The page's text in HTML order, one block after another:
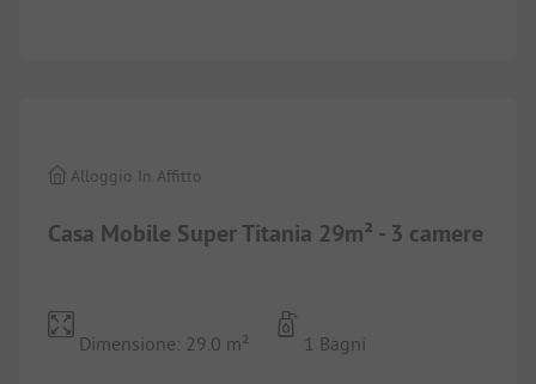
Casa Mobile Super Titania 29m² - 3 camere
Alloggio In Affitto
Dimensione: 29.0 m² 1 Bagni